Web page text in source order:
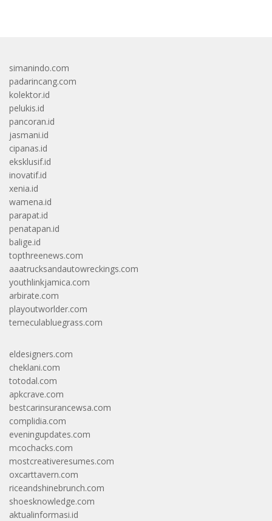
simanindo.com
padarincang.com
kolektor.id
pelukis.id
pancoran.id
jasmani.id
cipanas.id
eksklusif.id
inovatif.id
xenia.id
wamena.id
parapat.id
penatapan.id
balige.id
topthreenews.com
aaatrucksandautowreckings.com
youthlinkjamica.com
arbirate.com
playoutworlder.com
temeculabluegrass.com
eldesigners.com
cheklani.com
totodal.com
apkcrave.com
bestcarinsurancewsa.com
complidia.com
eveningupdates.com
mcochacks.com
mostcreativeresumes.com
oxcarttavern.com
riceandshinebrunch.com
shoesknowledge.com
aktualinformasi.id